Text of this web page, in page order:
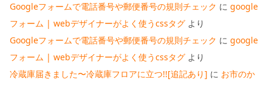
Googleフォームで電話番号や郵便番号の規則チェック に google
フォーム | webデザイナーがよく使うcssタグ より
Googleフォームで電話番号や郵便番号の規則チェック に google
フォーム | webデザイナーがよく使うcssタグ より
冷蔵庫届きました〜冷蔵庫フロアに立つ!![追記あり] に お市のか